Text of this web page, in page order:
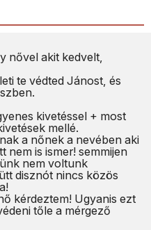
nővel akit kedvelt,
te védted Jánost, és
kivetéssel + most
mellé.
a nőnek a nevében aki
nem is ismer! semmijen
nem voltunk
disznót nincs közös
kérdeztem! Ugyanis ezt
tőle a mérgező